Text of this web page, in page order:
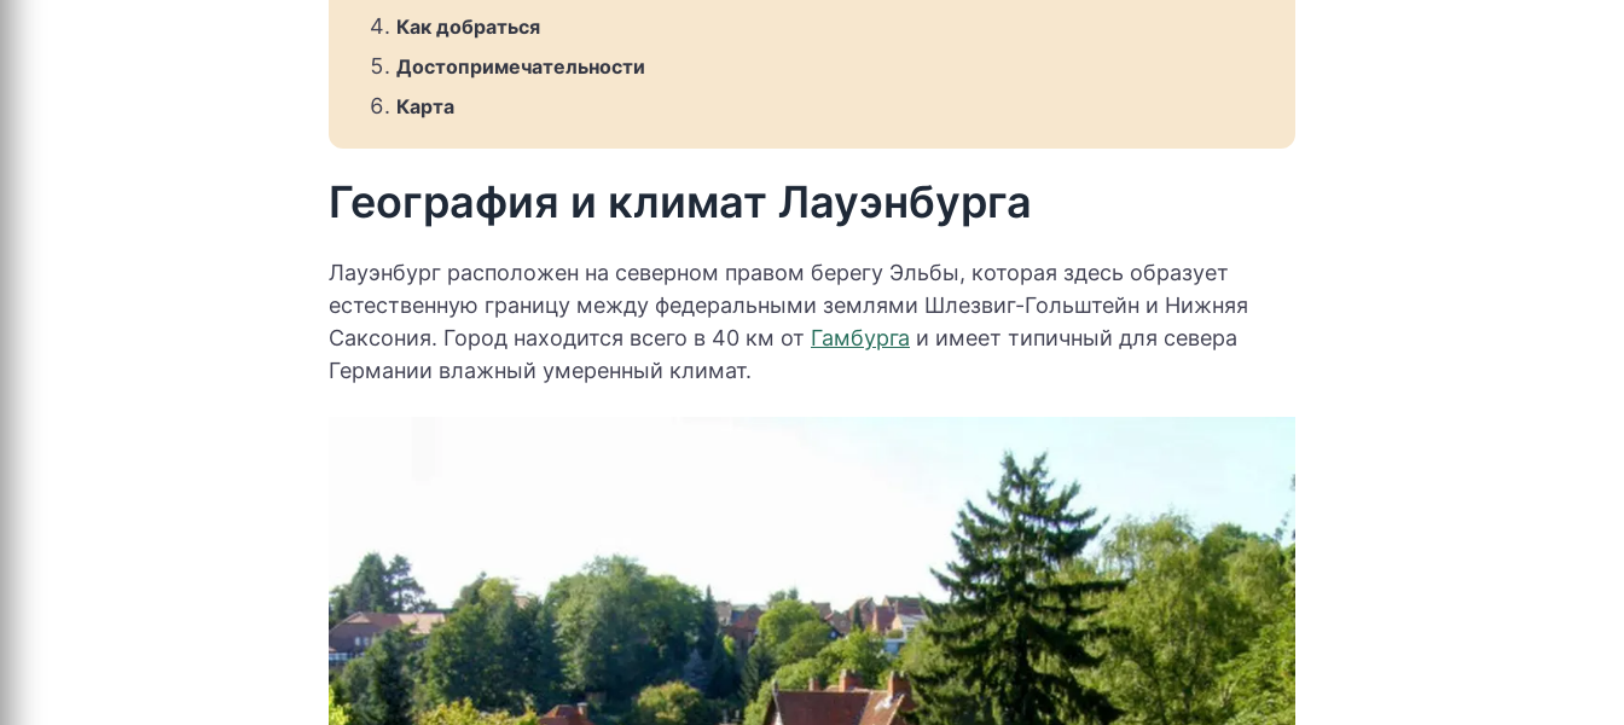
Как добраться
Достопримечательности
Карта
География и климат Лауэнбурга
Лауэнбург расположен на северном правом берегу Эльбы, которая здесь образует
естественную границу между федеральными землями Шлезвиг-Гольштейн и Нижняя
Саксония. Город находится всего в 40 км от Гамбурга и имеет типичный для севера
Германии влажный умеренный климат.